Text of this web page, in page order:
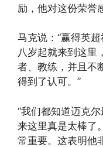
励，他对这份荣誉
马克说：“赢得英
八岁起就来到这里
者、教练，并且不
得到了认可。”
“我们都知道迈克
来这里真是太棒了
常重要。这表明他